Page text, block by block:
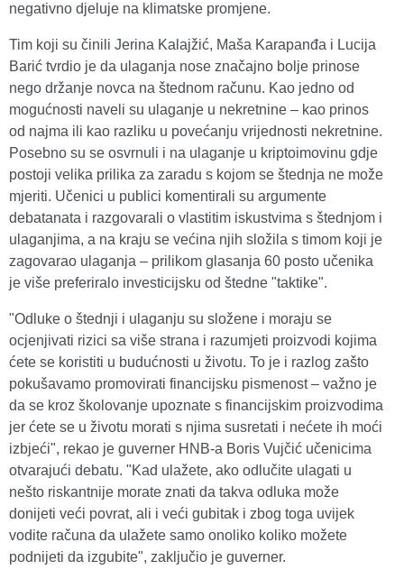
negativno djeluje na klimatske promjene.
Tim koji su činili Jerina Kalajžić, Maša Karapanđa i Lucija
Barić tvrdio je da ulaganja nose značajno bolje prinose
nego držanje novca na štednom računu. Kao jedno od
mogućnosti naveli su ulaganje u nekretnine – kao prinos
od najma ili kao razliku u povećanju vrijednosti nekretnine.
Posebno su se osvrnuli i na ulaganje u kriptoimovinu gdje
postoji velika prilika za zaradu s kojom se štednja ne može
mjeriti. Učenici u publici komentirali su argumente
debatanata i razgovarali o vlastitim iskustvima s štednjom i
ulaganjima, a na kraju se većina njih složila s timom koji je
zagovarao ulaganja – prilikom glasanja 60 posto učenika
je više preferiralo investicijsku od štedne "taktike".
"Odluke o štednji i ulaganju su složene i moraju se
ocjenjivati rizici sa više strana i razumjeti proizvodi kojima
ćete se koristiti u budućnosti u životu. To je i razlog zašto
pokušavamo promovirati financijsku pismenost – važno je
da se kroz školovanje upoznate s financijskim proizvodima
jer ćete se u životu morati s njima susretati i nećete ih moći
izbjeći", rekao je guverner HNB-a Boris Vujčić učenicima
otvarajući debatu. "Kad ulažete, ako odlučite ulagati u
nešto riskantnije morate znati da takva odluka može
donijeti veći povrat, ali i veći gubitak i zbog toga uvijek
vodite računa da ulažete samo onoliko koliko možete
podnijeti da izgubite", zaključio je guverner.